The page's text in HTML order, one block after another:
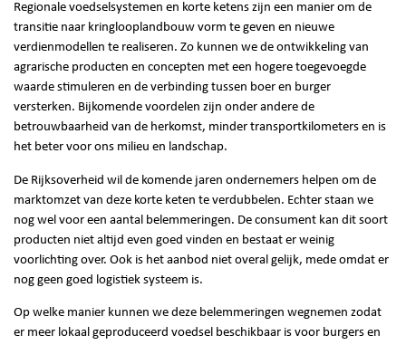
Regionale voedselsystemen en korte ketens zijn een manier om de
transitie naar kringlooplandbouw vorm te geven en nieuwe
verdienmodellen te realiseren. Zo kunnen we de ontwikkeling van
agrarische producten en concepten met een hogere toegevoegde
waarde stimuleren en de verbinding tussen boer en burger
versterken. Bijkomende voordelen zijn onder andere de
betrouwbaarheid van de herkomst, minder transportkilometers en is
het beter voor ons milieu en landschap.
De Rijksoverheid wil de komende jaren ondernemers helpen om de
marktomzet van deze korte keten te verdubbelen. Echter staan we
nog wel voor een aantal belemmeringen. De consument kan dit soort
producten niet altijd even goed vinden en bestaat er weinig
voorlichting over. Ook is het aanbod niet overal gelijk, mede omdat er
nog geen goed logistiek systeem is.
Op welke manier kunnen we deze belemmeringen wegnemen zodat
er meer lokaal geproduceerd voedsel beschikbaar is voor burgers en